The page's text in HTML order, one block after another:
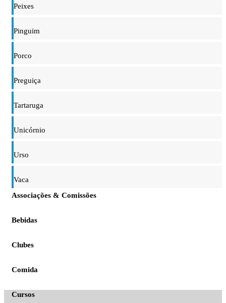
Peixes
Pinguim
Porco
Preguiça
Tartaruga
Unicórnio
Urso
Vaca
Associações & Comissões
Bebidas
Clubes
Comida
Cursos